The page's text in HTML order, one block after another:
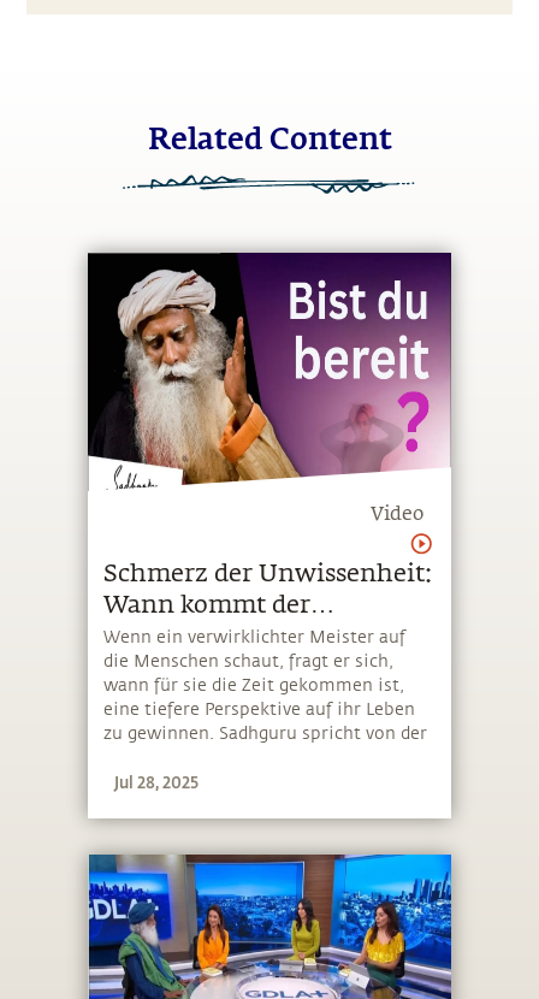
Related Content
Video
Schmerz der Unwissenheit:
Wann kommt der
Durchbruch?
Wenn ein verwirklichter Meister auf
die Menschen schaut, fragt er sich,
wann für sie die Zeit gekommen ist,
eine tiefere Perspektive auf ihr Leben
zu gewinnen. Sadhguru spricht von der
und dem Schmerz der Unwissenheit,
Jul 28, 2025